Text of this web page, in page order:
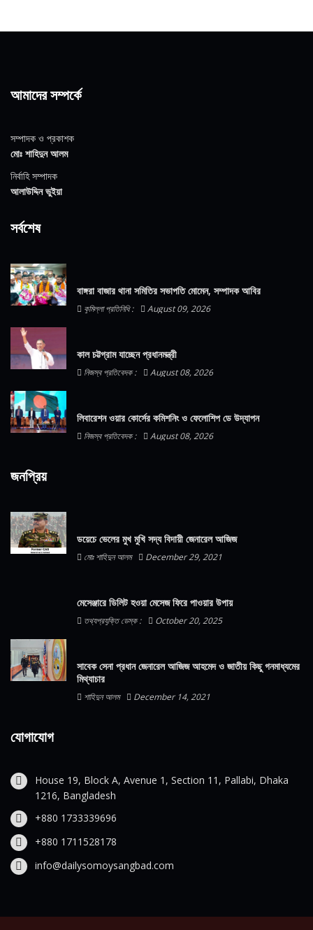
আমাদের সম্পর্কে
সম্পাদক ও প্রকাশক
মোঃ শাহিদুন আলম
নির্বাহি সম্পাদক
আলাউদ্দিন ভুইয়া
সর্বশেষ
বাঙ্গরা বাজার থানা সমিতির সভাপতি মোমেন, সম্পাদক আবির
কুমিল্লা প্রতিনিধি : August 09, 2026
কাল চট্টগ্রাম যাচ্ছেন প্রধানমন্ত্রী
নিজস্ব প্রতিবেদক : August 08, 2026
লিবারেশন ওয়ার কোর্সের কমিশনিং ও ফেলোশিপ ডে উদ্‌যাপন
নিজস্ব প্রতিবেদক : August 08, 2026
জনপ্রিয়
ডয়েচে ভেলের মুখ মুখি সদ্য বিদায়ী জেনারেল আজিজ
মোঃ শাহিদুন আলম December 29, 2021
মেসেঞ্জারে ডিলিট হওয়া মেসেজ ফিরে পাওয়ার উপায়
তথ্যপ্রযুক্তি ডেস্ক : October 20, 2025
সাবেক সেনা প্রধান জেনারেল আজিজ আহমেদ ও জাতীয় কিছু গনমাধ্যমের
মিথ্যাচার
শাহিদুন আলম December 14, 2021
যোগাযোগ
House 19, Block A, Avenue 1, Section 11, Pallabi, Dhaka
1216, Bangladesh
+880 1733339696
+880 1711528178
info@dailysomoysangbad.com